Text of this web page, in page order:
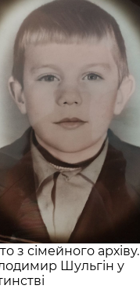
з сімейного архіву.
Шульгін у